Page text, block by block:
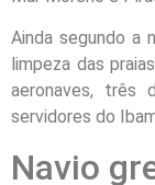
Ainda segundo a
limpeza das
aeronaves, três
servidores do
Navio